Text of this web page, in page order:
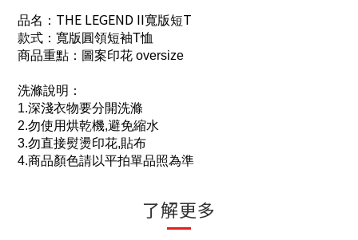
品名： THE LEGEND II寬版短T
款式：寬版圓領短袖T恤
商品重點：圖案印花 oversize
洗滌說明：
1.深淺衣物要分開洗滌
2.勿使用烘乾機,避免縮水
3.勿直接熨燙印花,貼布
4.商品顏色請以平拍單品照為準
了解更多